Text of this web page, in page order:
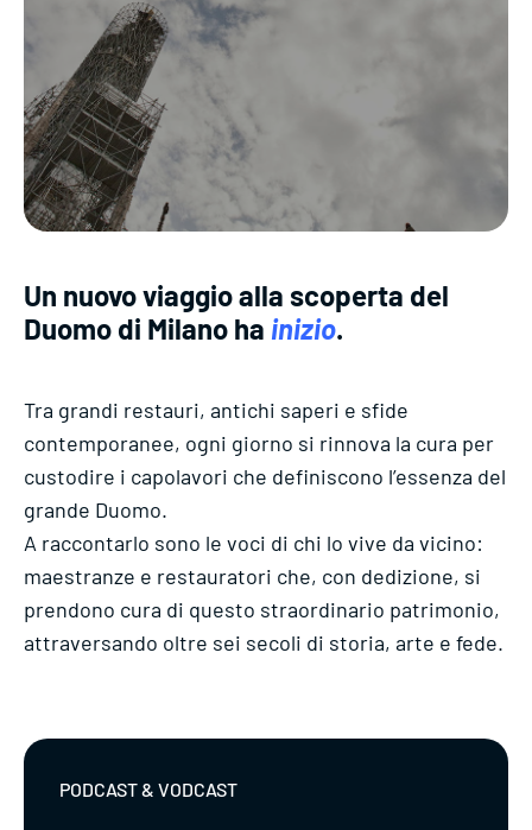
Un nuovo viaggio alla scoperta del
Duomo di Milano ha inizio.
Tra grandi restauri, antichi saperi e sfide
contemporanee, ogni giorno si rinnova la cura per
custodire i capolavori che definiscono l’essenza del
grande Duomo.
A raccontarlo sono le voci di chi lo vive da vicino:
maestranze e restauratori che, con dedizione, si
prendono cura di questo straordinario patrimonio,
attraversando oltre sei secoli di storia, arte e fede.
PODCAST & VODCAST